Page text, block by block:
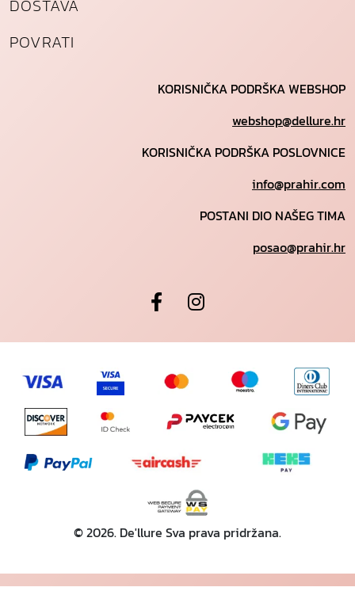
DOSTAVA
POVRATI
KORISNIČKA PODRŠKA WEBSHOP
webshop@dellure.hr
KORISNIČKA PODRŠKA POSLOVNICE
info@prahir.com
POSTANI DIO NAŠEG TIMA
posao@prahir.hr
© 2026. De'llure Sva prava pridržana.